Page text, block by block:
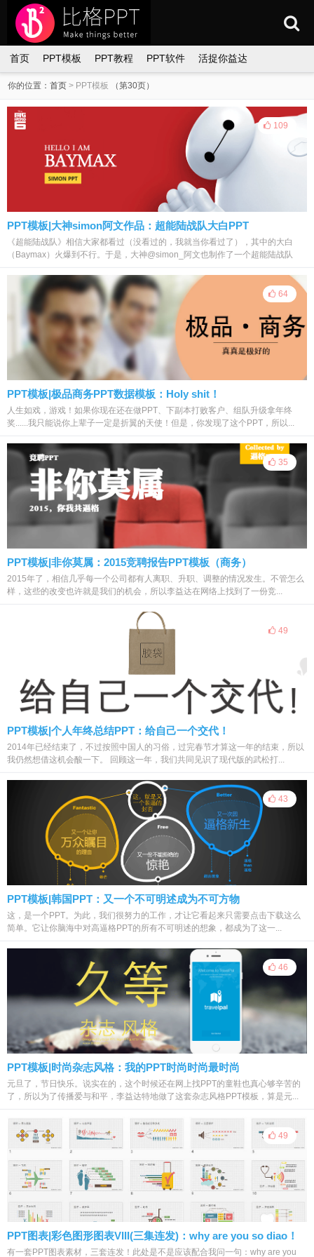
首页 PPT模板 PPT教程 PPT软件 活捉你益达
你的位置：首页 > PPT模板 （第30页）
109
PPT模板|大神simon阿文作品：超能陆战队大白PPT
《超能陆战队》相信大家都看过（没看过的，我就当你看过了），其中的大白
（Baymax）火爆到不行。于是，大神@simon_阿文也制作了一个超能陆战队
64
PPT模板|极品商务PPT数据模板：Holy shit！
人生如戏，游戏！如果你现在还在做PPT、下副本打败客户、组队升级拿年终
奖......我只能说你上辈子一定是折翼的天使！但是，你发现了这个PPT，所以...
35
PPT模板|非你莫属：2015竞聘报告PPT模板（商务）
2015年了，相信几乎每一个公司都有人离职、升职、调整的情况发生。不管怎么
样，这些的改变也许就是我们的机会，所以李益达在网络上找到了一份竞...
49
PPT模板|个人年终总结PPT：给自己一个交代！
2014年已经结束了，不过按照中国人的习俗，过完春节才算这一年的结束，所以
我仍然想借这机会酸一下。 回顾这一年，我们共同见识了现代版的武松打...
43
PPT模板|韩国PPT：又一个不可明述成为不可方物
这，是一个PPT。为此，我们很努力的工作，才让它看起来只需要点击下载这么
简单。它让你脑海中对高逼格PPT的所有不可明述的想象，都成为了这一...
46
PPT模板|时尚杂志风格：我的PPT时尚时尚最时尚
元旦了，节日快乐。说实在的，这个时候还在网上找PPT的童鞋也真心够辛苦的
了，所以为了传播爱与和平，李益达特地做了这套杂志风格PPT模板，算是元...
49
PPT图表|彩色图形图表VIII(三集连发)：why are you so diao！
有一套PPT图表素材，三套连发！此处是不是应该配合我问一句：why are you